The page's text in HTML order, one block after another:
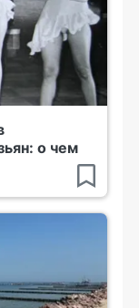
о чем